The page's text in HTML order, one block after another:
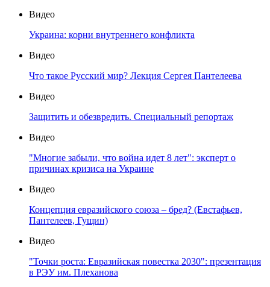
Видео
Украина: корни внутреннего конфликта
Видео
Что такое Русский мир? Лекция Сергея Пантелеева
Видео
Защитить и обезвредить. Специальный репортаж
Видео
"Многие забыли, что война идет 8 лет": эксперт о
причинах кризиса на Украине
Видео
Концепция евразийского союза – бред? (Евстафьев,
Пантелеев, Гущин)
Видео
"Точки роста: Евразийская повестка 2030": презентация
в РЭУ им. Плеханова